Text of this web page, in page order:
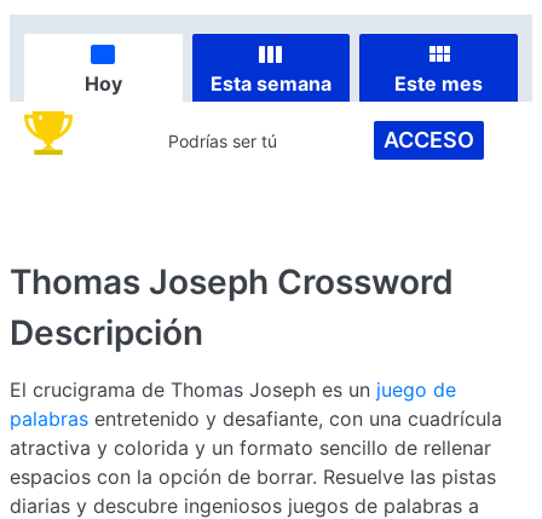
Hoy Esta semana Este mes
Podrías ser tú ACCESO
Thomas Joseph Crossword
Descripción
El crucigrama de Thomas Joseph es un juego de
palabras entretenido y desafiante, con una cuadrícula
atractiva y colorida y un formato sencillo de rellenar
espacios con la opción de borrar. Resuelve las pistas
diarias y descubre ingeniosos juegos de palabras a